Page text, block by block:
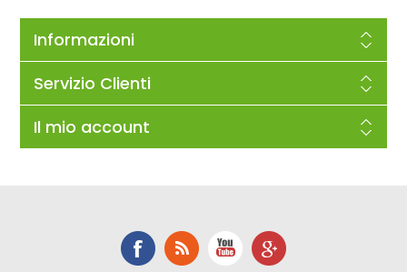
Informazioni
Servizio Clienti
Il mio account